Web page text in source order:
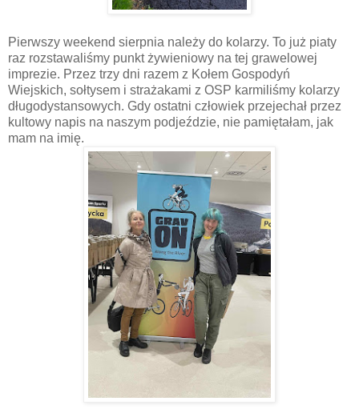
Pierwszy weekend sierpnia należy do kolarzy. To już piaty
raz rozstawaliśmy punkt żywieniowy na tej grawelowej
imprezie. Przez trzy dni razem z Kołem Gospodyń
Wiejskich, sołtysem i strażakami z OSP karmiliśmy kolarzy
długodystansowych. Gdy ostatni człowiek przejechał przez
kultowy napis na naszym podjeździe, nie pamiętałam, jak
mam na imię.